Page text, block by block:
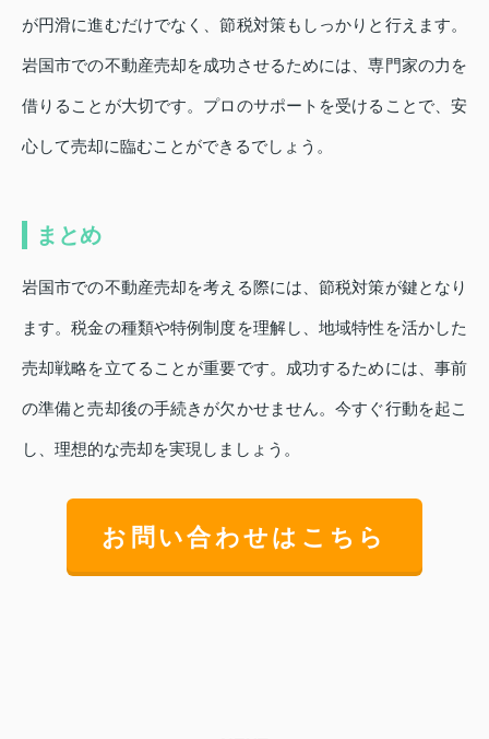
が円滑に進むだけでなく、節税対策もしっかりと行えます。
岩国市での不動産売却を成功させるためには、専門家の力を
借りることが大切です。プロのサポートを受けることで、安
心して売却に臨むことができるでしょう。
まとめ
岩国市での不動産売却を考える際には、節税対策が鍵となり
ます。税金の種類や特例制度を理解し、地域特性を活かした
売却戦略を立てることが重要です。成功するためには、事前
の準備と売却後の手続きが欠かせません。今すぐ行動を起こ
し、理想的な売却を実現しましょう。
お問い合わせはこちら